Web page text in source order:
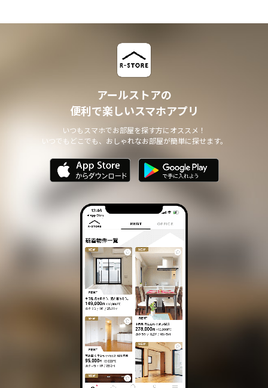
からのご連絡の対応
不動産会社との業務における対応
・ 本サイトからのメールマガジンの送信、その他の対応
・ その他、本サイトの不動産物件情報サービスの提供のために必
個人情報の安全管理について
本サイトは、取り扱う個人情報の漏洩、滅失またはき損の防止その
他の個人情報の安全管理のために必要かつ適切な措置を講じます。
個人情報の委託について
する場合は、当該第三者について厳正な調査を行い、 取り扱いを
委託された個人情報の安全管理が図られるよう当該第三者に対する
また、コンサルティング、プライバシーマーク申請、ISMS申請業務
におきまして第三者と共同して業務を遂行する場合に 個人情報の
取り扱いを委託する場合 があります。
個人情報の第三者提供について
本サイトは、個人情報保護法等の法令に定めのある場合を除き、
個人情報をあらかじめご本人の同意を得ることなく、第三者に提供
個人情報の開示・訂正等について
本サイトは、ご本人から自己の個人情報についての開示の請求があ
る場合、速やかに開示をいたします。
その際、ご本人であることが確認できない場合 には、開示に応じ
個人情報の内容に誤りがあり、ご本人から訂正・追加・削除の請求
がある場合、調査の上、速やかにこれらの請求に対応いたします。
アールストアの
便利で楽しいスマホアプリ
いつもスマホでお部屋を探す方にオススメ！
いつでもどこでも、おしゃれなお部屋が簡単に探せます。